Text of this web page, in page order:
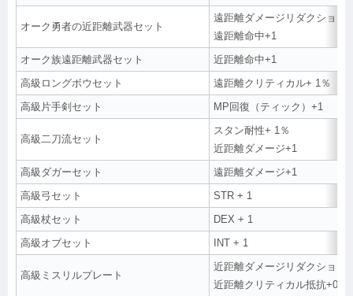
オーク勇者の近距離武器セット
遠距離ダメージリダクション
遠距離命中+1
オーク族遠距離武器セット
近距離命中+1
高級ロングボウセット
遠距離クリティカル+ 1％
高級片手剣セット
MP回復（ティック）+1
高級二刀流セット
スタン耐性+ 1％
近距離ダメージ+1
高級ダガーセット
遠距離ダメージ+1
高級弓セット
STR + 1
高級杖セット
DEX + 1
高級オブセット
INT + 1
高級ミスリルプレート
近距離ダメージリダクション
近距離クリティカル抵抗+0.01